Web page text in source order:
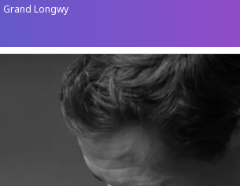
Grand Longwy